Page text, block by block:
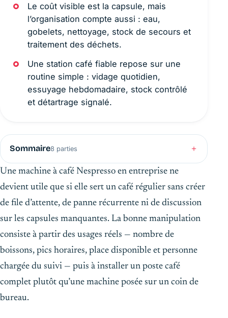
Le coût visible est la capsule, mais
l’organisation compte aussi : eau,
gobelets, nettoyage, stock de secours et
traitement des déchets.
Une station café fiable repose sur une
routine simple : vidage quotidien,
essuyage hebdomadaire, stock contrôlé
et détartrage signalé.
Sommaire8 parties
Une machine à café Nespresso en entreprise ne
devient utile que si elle sert un café régulier sans créer
de file d’attente, de panne récurrente ni de discussion
sur les capsules manquantes. La bonne manipulation
consiste à partir des usages réels — nombre de
boissons, pics horaires, place disponible et personne
chargée du suivi — puis à installer un poste café
complet plutôt qu’une machine posée sur un coin de
bureau.